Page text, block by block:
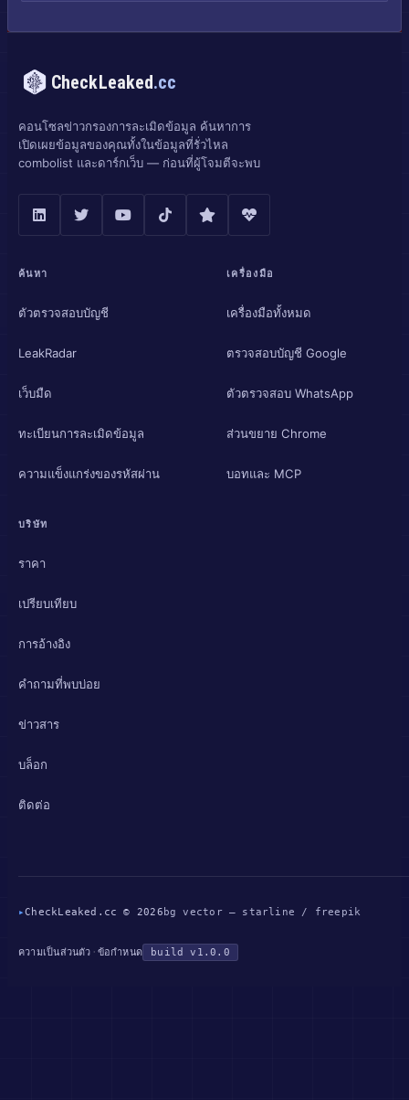
CheckLeaked.cc
คอนโซลข่าวกรองการละเมิดข้อมูล ค้นหาการ
เปิดเผยข้อมูลของคุณทั้งในข้อมูลที่รั่วไหล
combolist และดาร์กเว็บ — ก่อนที่ผู้โจมตีจะพบ
ค้นหา
ตัวตรวจสอบบัญชี
LeakRadar
เว็บมืด
ทะเบียนการละเมิดข้อมูล
ความแข็งแกร่งของรหัสผ่าน
เครื่องมือ
เครื่องมือทั้งหมด
ตรวจสอบบัญชี Google
ตัวตรวจสอบ WhatsApp
ส่วนขยาย Chrome
บอทและ MCP
บริษัท
ราคา
เปรียบเทียบ
การอ้างอิง
คำถามที่พบบ่อย
ข่าวสาร
บล็อก
ติดต่อ
▸CheckLeaked.cc © 2026 bg vector — starline / freepik
ความเป็นส่วนตัว · ข้อกำหนด build v1.0.0